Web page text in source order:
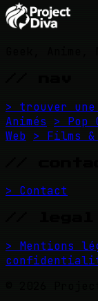
> trouver
Animés
> Pop
Web > Films
> Contact
> Mentions